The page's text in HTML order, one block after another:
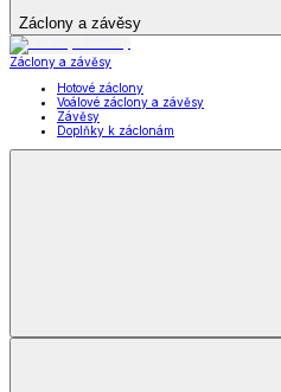
Záclony a závěsy
Záclony a závěsy
Hotové záclony
Voálové záclony a závěsy
Závěsy
Doplňky k záclonám